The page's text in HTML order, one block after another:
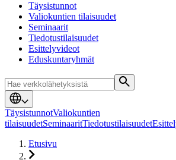
Täysistunnot
Valiokuntien tilaisuudet
Seminaarit
Tiedotustilaisuudet
Esittelyvideot
Eduskuntaryhmät
TäysistunnotValiokuntien
tilaisuudetSeminaaritTiedotustilaisuudet
Etusivu